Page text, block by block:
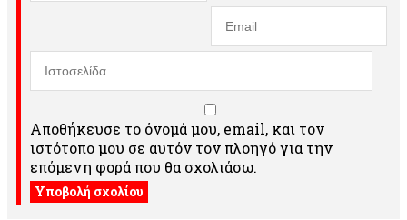
Αποθήκευσε το όνομά μου, email, και τον
ιστότοπο μου σε αυτόν τον πλοηγό για την
επόμενη φορά που θα σχολιάσω.